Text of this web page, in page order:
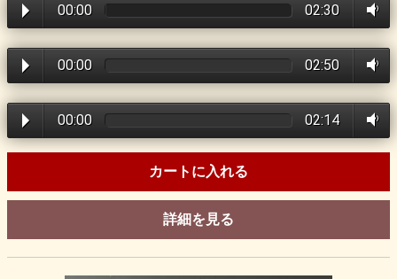
00:00 02:30
00:00 02:50
00:00 02:14
カートに入れる
詳細を見る